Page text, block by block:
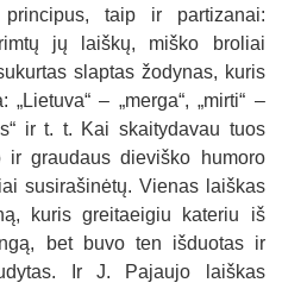
taip ir partizanai:
jų laiškų, miško broliai
slaptas žodynas, kuris
– „merga“, „mirti“ –
ir t. t. Kai skaitydavau tuos
ir graudaus dieviško humoro
susirašinėtų. Vienas laiškas
kuris greitaeigiu kateriu iš
bet buvo ten išduotas ir
Ir J. Pajaujo laiškas